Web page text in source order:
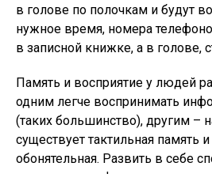
в голове по полочкам и будут
нужное время, номера
в записной книжке, а в голове,
Память и восприятие у людей
одним легче воспринимать
(таких большинство), другим –
существует тактильная память
обонятельная. Развить в себе